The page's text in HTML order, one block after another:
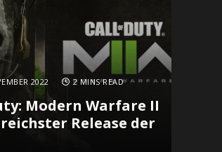
2022 2 MINS READ
Modern Warfare II
Release der